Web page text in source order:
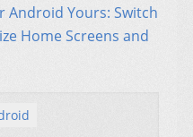
Android Yours: Switch
Home Screens and